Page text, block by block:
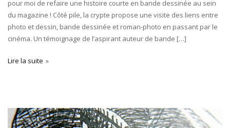
pour moi de refaire une histoire courte en bande dessinée au sein
du magazine ! Côté pile, la crypte propose une visite des liens entre
photo et dessin, bande dessinée et roman-photo en passant par le
cinéma. Un témoignage de l’aspirant auteur de bande […]
Lire la suite